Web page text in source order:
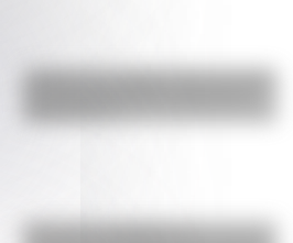
¿Sabías que Argentina tuvo la torre
9 de julio: actividades y